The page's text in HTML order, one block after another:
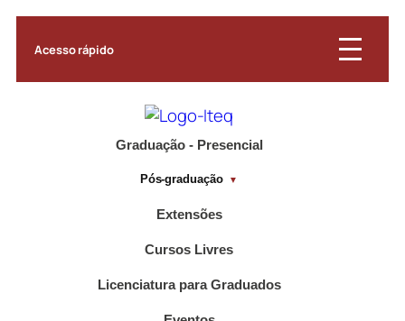
Acesso rápido
Graduação - Presencial
Pós-graduação
Extensões
Cursos Livres
Licenciatura para Graduados